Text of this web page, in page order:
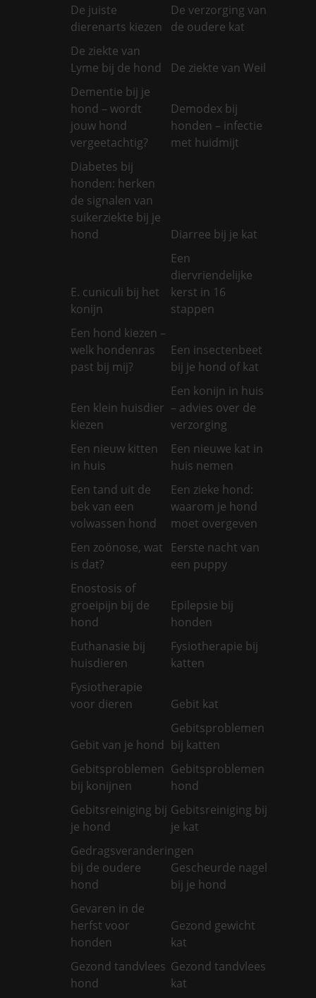
De juiste
dierenarts kiezen
De verzorging van
de oudere kat
De ziekte van
Lyme bij de hond
De ziekte van Weil
Dementie bij je
hond – wordt
jouw hond
vergeetachtig?
Demodex bij
honden – infectie
met huidmijt
Diabetes bij
honden: herken
de signalen van
suikerziekte bij je
hond
Diarree bij je kat
E. cuniculi bij het
konijn
Een
diervriendelijke
kerst in 16
stappen
Een hond kiezen –
welk hondenras
past bij mij?
Een insectenbeet
bij je hond of kat
Een klein huisdier
kiezen
Een konijn in huis
– advies over de
verzorging
Een nieuw kitten
in huis
Een nieuwe kat in
huis nemen
Een tand uit de
bek van een
volwassen hond
Een zieke hond:
waarom je hond
moet overgeven
Een zoönose, wat
is dat?
Eerste nacht van
een puppy
Enostosis of
groeipijn bij de
hond
Epilepsie bij
honden
Euthanasie bij
huisdieren
Fysiotherapie bij
katten
Fysiotherapie
voor dieren
Gebit kat
Gebit van je hond
Gebitsproblemen
bij katten
Gebitsproblemen
bij konijnen
Gebitsproblemen
hond
Gebitsreiniging bij
je hond
Gebitsreiniging bij
je kat
Gedragsveranderingen
bij de oudere
hond
Gescheurde nagel
bij je hond
Gevaren in de
herfst voor
honden
Gezond gewicht
kat
Gezond tandvlees
hond
Gezond tandvlees
kat